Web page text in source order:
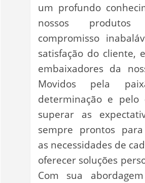
um profundo
nossos
compromisso
satisfação do cliente,
embaixadores da
Movidos pela
determinação e pelo
superar as
sempre prontos
as necessidades de
oferecer soluções
Com sua